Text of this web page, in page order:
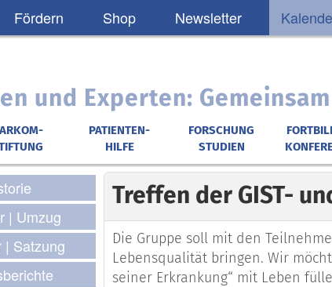
Fördern Shop Newsletter
und Experten:
PATIENTEN-
HILFE
FORSCHUNG
STUDIEN
| Umzug
| Satzung
Treffen der GIST-
Die Gruppe soll mit den
Lebensqualität bringen. Wir
seiner Erkrankung“ mit Leben